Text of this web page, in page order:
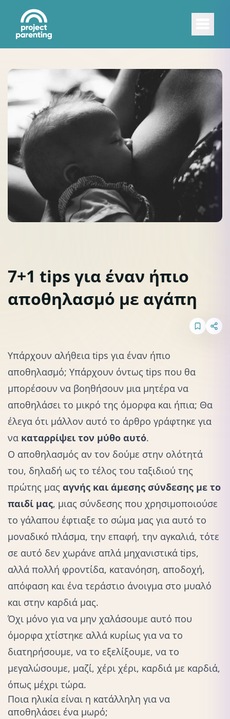
Αποθηλασμός
7+1 tips για έναν ήπιο
αποθηλασμό με αγάπη
Υπάρχουν αλήθεια tips για έναν ήπιο
αποθηλασμό; Υπάρχουν όντως tips που θα
μπορέσουν να βοηθήσουν μια μητέρα να
αποθηλάσει το μικρό της όμορφα και ήπια; Θα
έλεγα ότι μάλλον αυτό το άρθρο γράφτηκε για
να καταρρίψει τον μύθο αυτό.
Ο αποθηλασμός αν τον δούμε στην ολότητά
του, δηλαδή ως το τέλος του ταξιδιού της
πρώτης μας αγνής και άμεσης σύνδεσης με το
παιδί μας, μιας σύνδεσης που χρησιμοποιούσε
το γάλαπου έφτιαξε το σώμα μας για αυτό το
μοναδικό πλάσμα, την επαφή, την αγκαλιά, τότε
σε αυτό δεν χωράνε απλά μηχανιστικά tips,
αλλά πολλή φροντίδα, κατανόηση, αποδοχή,
απόφαση και ένα τεράστιο άνοιγμα στο μυαλό
και στην καρδιά μας.
Όχι μόνο για να μην χαλάσουμε αυτό που
όμορφα χτίστηκε αλλά κυρίως για να το
διατηρήσουμε, να το εξελίξουμε, να το
μεγαλώσουμε, μαζί, χέρι χέρι, καρδιά με καρδιά,
όπως μέχρι τώρα.
Ποια ηλικία είναι η κατάλληλη για να
αποθηλάσει ένα μωρό;